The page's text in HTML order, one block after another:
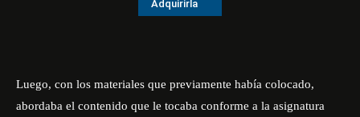
Adquirirla
Luego, con los materiales que previamente había colocado,
abordaba el contenido que le tocaba conforme a la asignatura